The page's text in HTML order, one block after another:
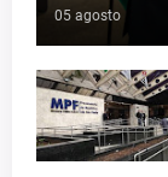
05 agosto